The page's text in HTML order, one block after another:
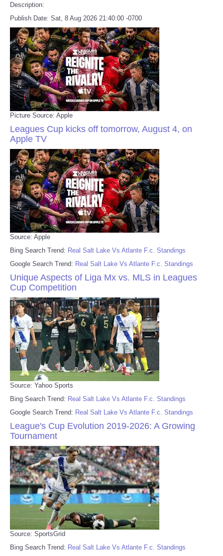
Description:
Publish Date: Sat, 8 Aug 2026 21:40:00 -0700
Picture Source: Apple
Leagues Cup kicks off tomorrow, August 4, on
Apple TV
Source: Apple
Bing Search Trend: Real Salt Lake Vs Atlante F.c. Standings
Google Search Trend: Real Salt Lake Vs Atlante F.c. Standings
Unique Aspects of Liga Mx vs. MLS in Leagues
Cup Competition
Source: Yahoo Sports
Bing Search Trend: Real Salt Lake Vs Atlante F.c. Standings
Google Search Trend: Real Salt Lake Vs Atlante F.c. Standings
League's Cup Evolution 2019-2026: A Growing
Tournament
Source: SportsGrid
Bing Search Trend: Real Salt Lake Vs Atlante F.c. Standings